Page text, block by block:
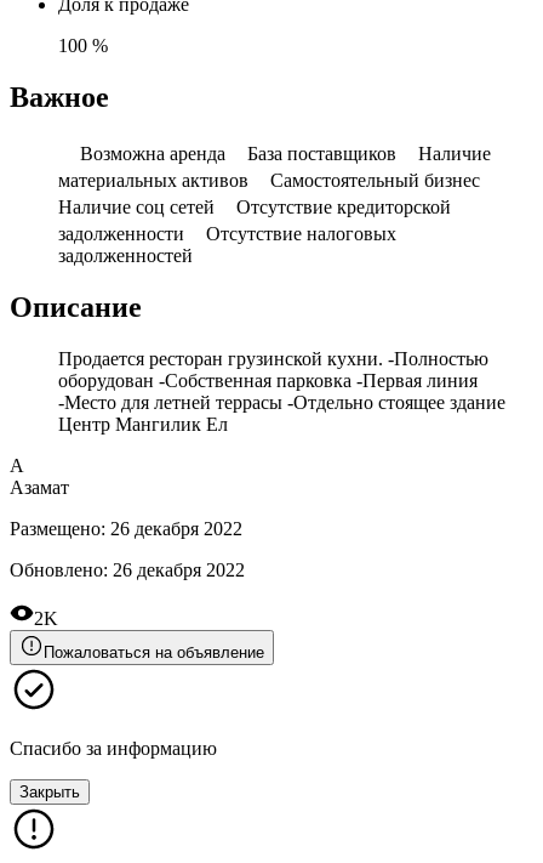
Доля к продаже
100 %
Важное
Возможна аренда База поставщиков
Наличие
материальных активов
Самостоятельный бизнес
Наличие соц сетей
Отсутствие кредиторской
задолженности
Отсутствие налоговых
задолженностей
Описание
Продается ресторан грузинской кухни. -Полностью
оборудован -Собственная парковка -Первая линия
-Место для летней террасы -Отдельно стоящее здание
Центр Мангилик Ел
А
Азамат
Размещено: 26 декабря 2022
Обновлено: 26 декабря 2022
2K
Пожаловаться на объявление
Спасибо за информацию
Закрыть